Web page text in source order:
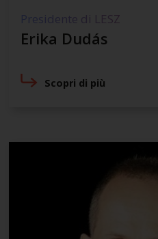
Presidente di LESZ
Erika Dudás
Scopri di più